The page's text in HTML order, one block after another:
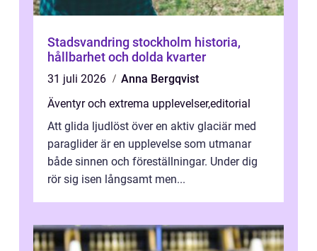
Stadsvandring stockholm historia,
hållbarhet och dolda kvarter
31 juli 2026
Anna Bergqvist
Äventyr och extrema upplevelser,editorial
Att glida ljudlöst över en aktiv glaciär med
paraglider är en upplevelse som utmanar
både sinnen och föreställningar. Under dig
rör sig isen långsamt men...